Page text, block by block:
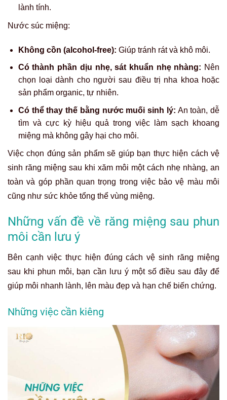
lành tính.
Nước súc miệng:
Không cồn (alcohol-free): Giúp tránh rát và khô môi.
Có thành phần dịu nhẹ, sát khuẩn nhẹ nhàng: Nên
chọn loại dành cho người sau điều trị nha khoa hoặc
sản phẩm organic, tự nhiên.
Có thể thay thế bằng nước muối sinh lý: An toàn, dễ
tìm và cực kỳ hiệu quả trong việc làm sạch khoang
miệng mà không gây hại cho môi.
Việc chọn đúng sản phẩm sẽ giúp bạn thực hiện cách vệ
sinh răng miệng sau khi xăm môi một cách nhẹ nhàng, an
toàn và góp phần quan trọng trong việc bảo vệ màu môi
cũng như sức khỏe tổng thể vùng miệng.
Những vấn đề về răng miệng sau phun
môi cần lưu ý
Bên cạnh việc thực hiện đúng cách vệ sinh răng miệng
sau khi phun môi, bạn cần lưu ý một số điều sau đây để
giúp môi nhanh lành, lên màu đẹp và hạn chế biến chứng.
Những việc cần kiêng